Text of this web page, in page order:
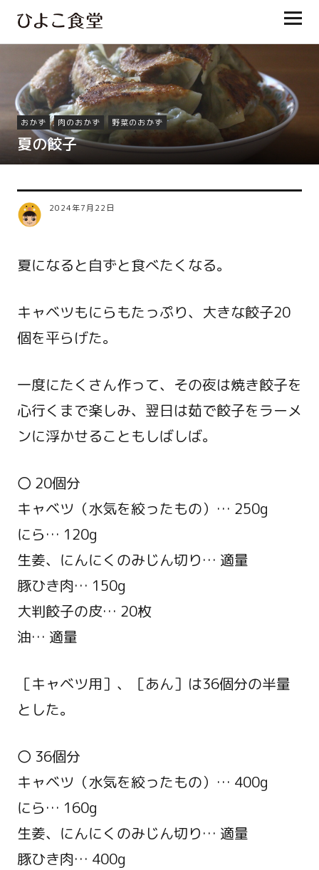
ひよこ食堂
おかず 肉のおかず 野菜のおかず
夏の餃子
2024年7月22日
夏になると自ずと食べたくなる。
キャベツもにらもたっぷり、大きな餃子20
個を平らげた。
一度にたくさん作って、その夜は焼き餃子を
心行くまで楽しみ、翌日は茹で餃子をラーメ
ンに浮かせることもしばしば。
〇 20個分
キャベツ（水気を絞ったもの）… 250g
にら… 120g
生姜、にんにくのみじん切り… 適量
豚ひき肉… 150g
大判餃子の皮… 20枚
油… 適量
［キャベツ用］、［あん］は36個分の半量
とした。
〇 36個分
キャベツ（水気を絞ったもの）… 400g
にら… 160g
生姜、にんにくのみじん切り… 適量
豚ひき肉… 400g